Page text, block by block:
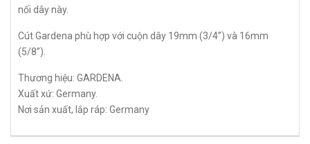
nối dây này.
Cút Gardena phù hợp với cuộn dây 19mm (3/4”) và 16mm
(5/8”).
Thương hiệu: GARDENA.
Xuất xứ: Germany.
Nơi sản xuất, lắp ráp: Germany